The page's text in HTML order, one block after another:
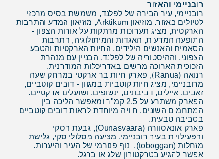
רובניימי והאזור
רובניימי, עיר הבירה של לפלנד, משמשת בסיס מרכזי
לטיולים באזור. מוזיאון Arktikum, מוזיאון המדע והתרבות
הארקטית, מציג תערוכות מרתקות על אורות הצפון -
התופעה המדעית, האגדות והמיתולוגיה, התרבות
הסאמית והאנשים הילידים, החיות הארקטיות והטבע
הצפוני, וההיסטוריה של לפלנד. הבניין עם מנהרת
הזכוכית הארוכה מרשים באדריכלות המודרנית.
רנואה (Ranua), פארק חיות בר ארקטי במרחק שעה
מרובניימי, מציג חיות קוטביות במגוון - דובים קוטביים,
זאבים, איילים, דביבונים, ינשופים, ושועלים ארקטיים.
הפארק משתרע על 2.5 קמ"ר ומאפשר הליכה בין
המתחמים השונים. חוויה מיוחדת לראות דובים קוטביים
בסביבה טבעית.
פארק אונאסוורה (Ounasvaara), גבעת הסקי
והפעילויות בעיר רובניימי, מציעה מסלולי סקי, גלישת
מזחלות (toboggan), ונוף פנורמי של העיר והיערות.
אפשר להגיע בטרקטורון שלג או ברגל.